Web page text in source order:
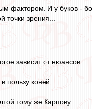
фактором. И у буков -
точки зрения...
зависит от нюансов.
пользу коней.
тому же Карпову.